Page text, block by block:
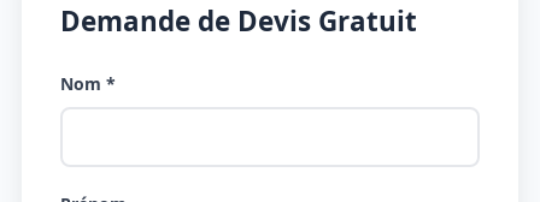
Demande de Devis Gratuit
Nom *